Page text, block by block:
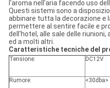
l'aroma nell'aria facendo uso
Questi sistemi sono a
abbinare tutta la decorazione e
permettere al sentire facile e
dell'hotel, alle sale delle riunioni,
ed a molti altri.
Caratteristiche tecniche del
Tensione: DC12V
Rumore: <30dba>